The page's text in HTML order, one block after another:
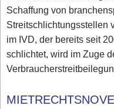
Schaffung von
Streitschlichtungsstellen
im IVD, der bereits seit
schlichtet, wird im Zuge